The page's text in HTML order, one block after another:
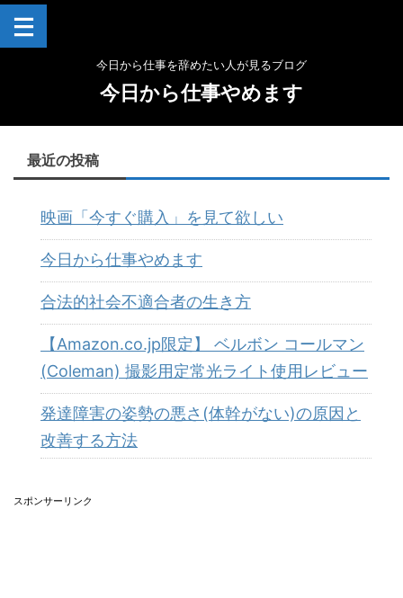
今日から仕事を辞めたい人が見るブログ
今日から仕事やめます
最近の投稿
映画「今すぐ購入」を見て欲しい
今日から仕事やめます
合法的社会不適合者の生き方
【Amazon.co.jp限定】 ベルボン コールマン
(Coleman) 撮影用定常光ライト使用レビュー
発達障害の姿勢の悪さ(体幹がない)の原因と
改善する方法
スポンサーリンク